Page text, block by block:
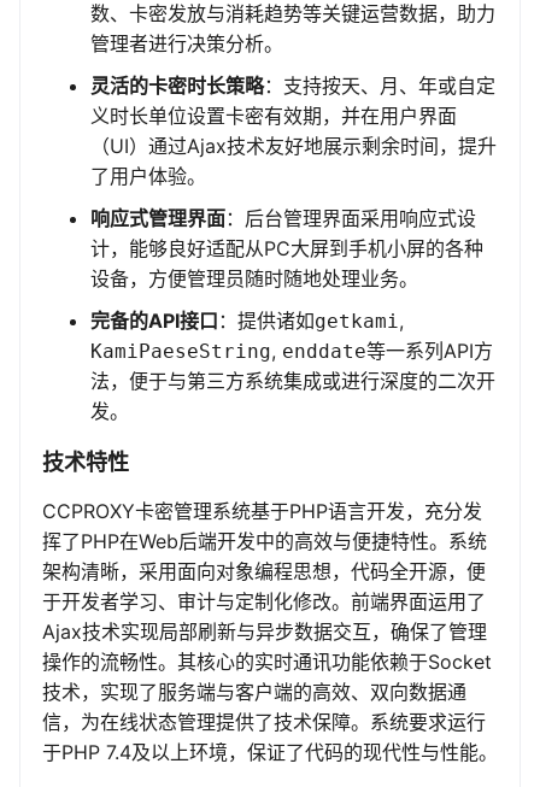
数、卡密发放与消耗趋势等关键运营数据，助力
管理者进行决策分析。
灵活的卡密时长策略：支持按天、月、年或自定
义时长单位设置卡密有效期，并在用户界面
（UI）通过Ajax技术友好地展示剩余时间，提升
了用户体验。
响应式管理界面：后台管理界面采用响应式设
计，能够良好适配从PC大屏到手机小屏的各种
设备，方便管理员随时随地处理业务。
完备的API接口 ：提供诸如getkami,
KamiPaeseString, enddate等一系列API方
法，便于与第三方系统集成或进行深度的二次开
发。
技术特性
CCPROXY卡密管理系统基于PHP语言开发，充分发
挥了PHP在Web后端开发中的高效与便捷特性。系统
架构清晰，采用面向对象编程思想，代码全开源，便
于开发者学习、审计与定制化修改。前端界面运用了
Ajax技术实现局部刷新与异步数据交互，确保了管理
操作的流畅性。其核心的实时通讯功能依赖于Socket
技术，实现了服务端与客户端的高效、双向数据通
信，为在线状态管理提供了技术保障。系统要求运行
于PHP 7.4及以上环境，保证了代码的现代性与性能。